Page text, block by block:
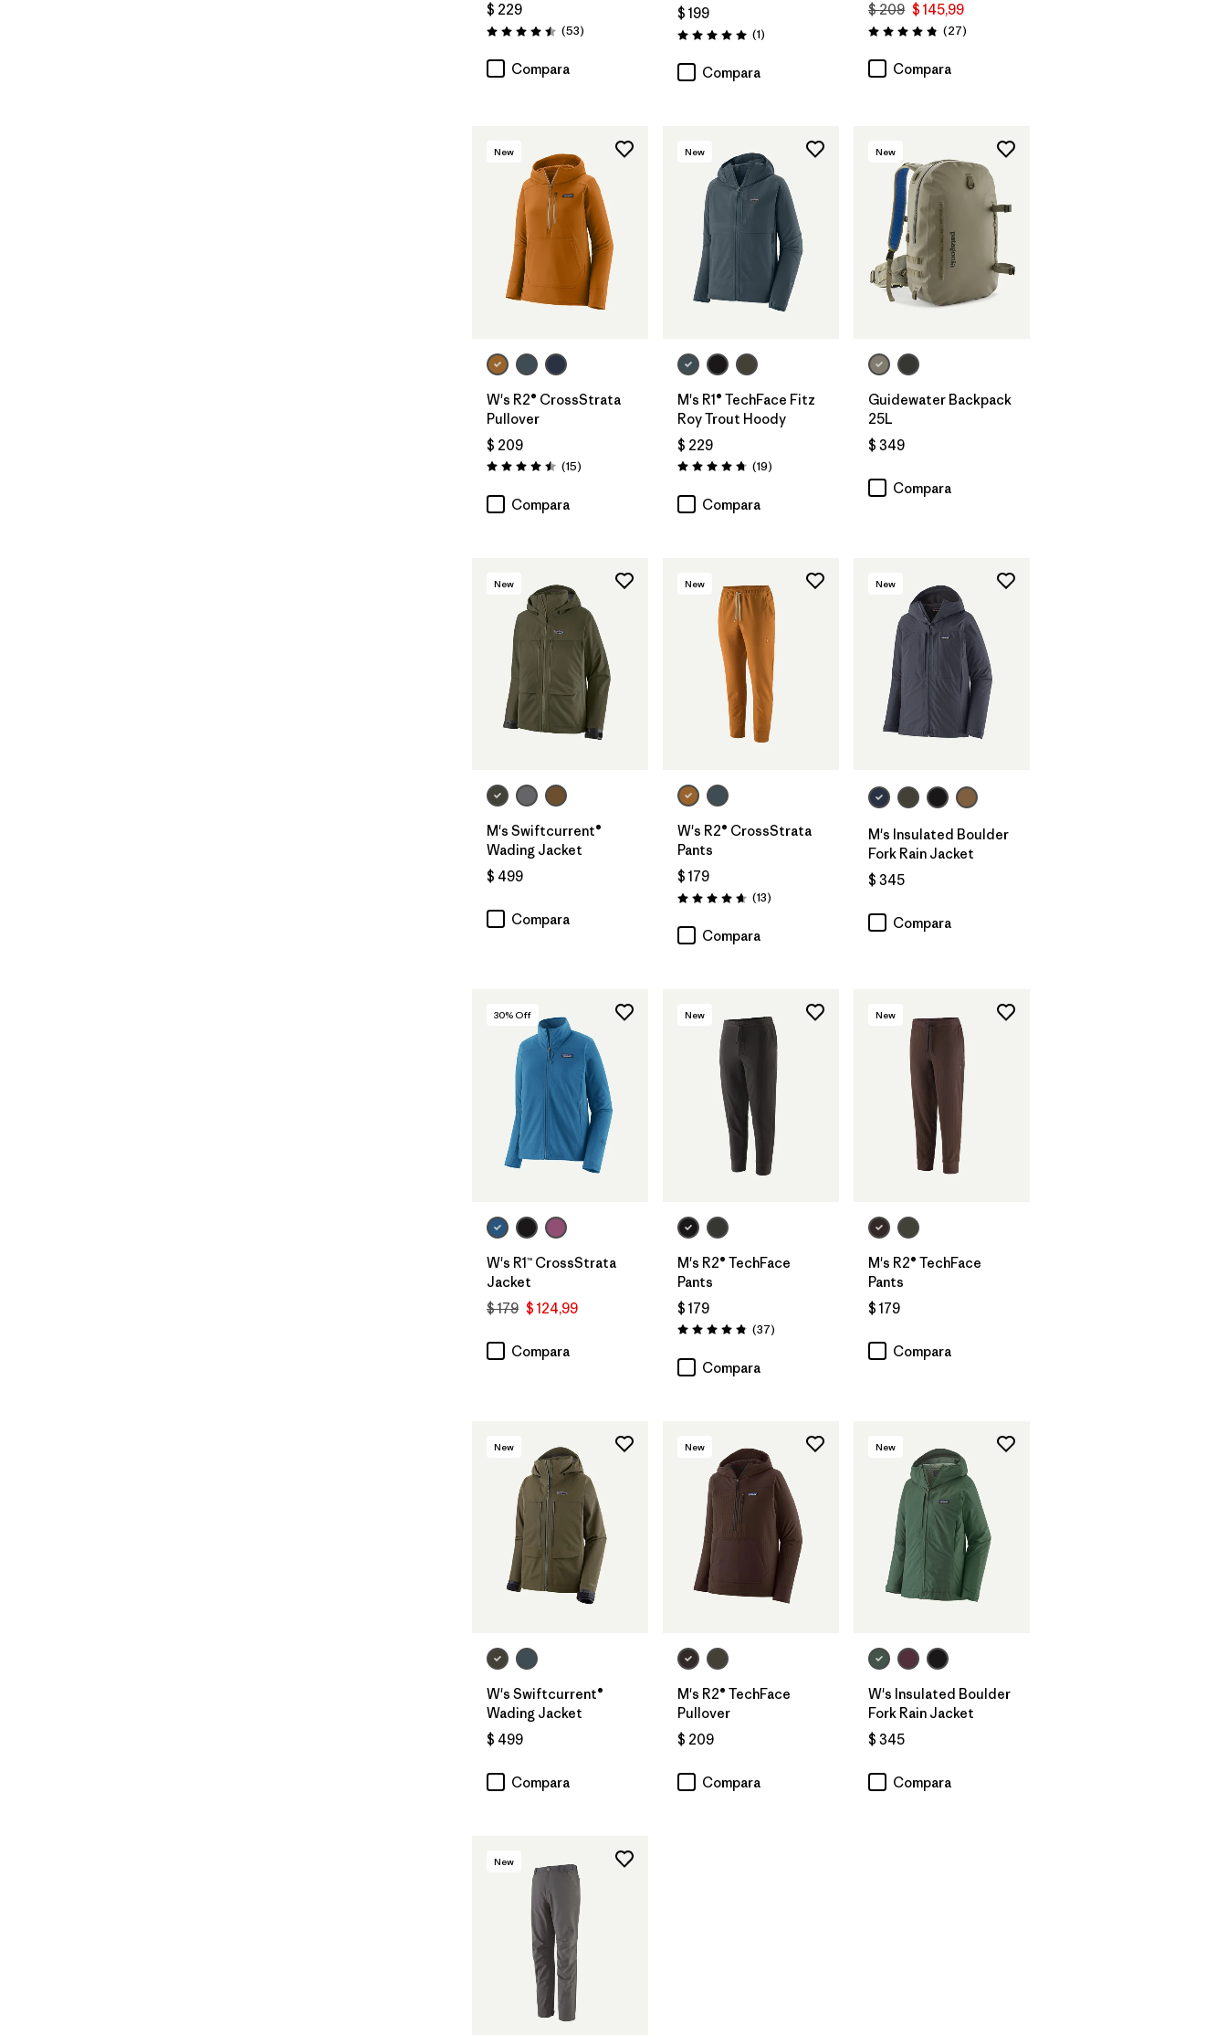
$ 229
Valoración: 4.5 / 5
(53Comentarios
)
Compara
$ 199
Valoración: 5.0 / 5
(1Comentarios
)
Compara
$ 209 $ 145,99
Valoración: 4.8 / 5
(27Comentarios
)
Compara
New
W's R2® CrossStrata
Pullover
$ 209
Valoración: 4.5 / 5
(15Comentarios
)
Compara
New
M's R1® TechFace Fitz
Roy Trout Hoody
$ 229
Valoración: 4.7 / 5
(19Comentarios
)
Compara
New
Guidewater Backpack
25L
$ 349
Compara
New
M's Swiftcurrent®
Wading Jacket
$ 499
Compara
New
W's R2® CrossStrata
Pants
$ 179
Valoración: 4.7 / 5
(13Comentarios
)
Compara
New
M's Insulated Boulder
Fork Rain Jacket
$ 345
Compara
30% Off
W's R1™ CrossStrata
Jacket
$ 179 $ 124,99
Compara
New
M's R2® TechFace
Pants
$ 179
Valoración: 4.9 / 5
(37Comentarios
)
Compara
New
M's R2® TechFace
Pants
$ 179
Compara
New
W's Swiftcurrent®
Wading Jacket
$ 499
Compara
New
M's R2® TechFace
Pullover
$ 209
Compara
New
W's Insulated Boulder
Fork Rain Jacket
$ 345
Compara
New